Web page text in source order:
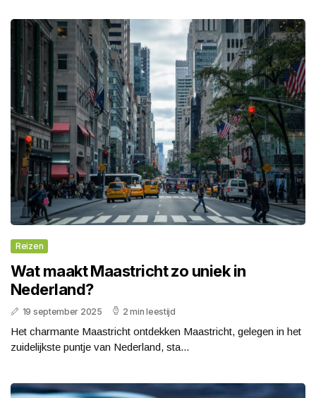
Reizen
Wat maakt Maastricht zo uniek in
Nederland?
19 september 2025 2 min leestijd
Het charmante Maastricht ontdekken Maastricht, gelegen in het
zuidelijkste puntje van Nederland, sta...